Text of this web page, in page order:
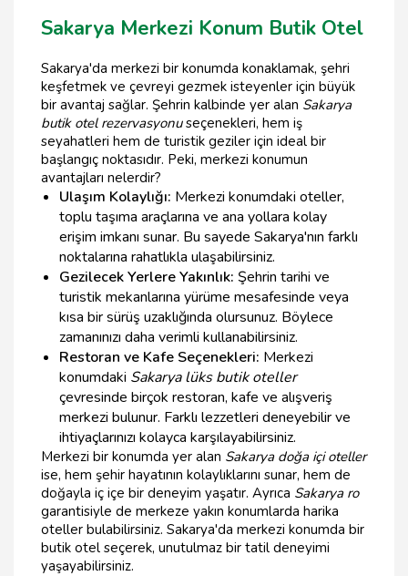
Sakarya Merkezi Konum Butik Otel
Sakarya'da merkezi bir konumda konaklamak, şehri
keşfetmek ve çevreyi gezmek isteyenler için büyük
bir avantaj sağlar. Şehrin kalbinde yer alan Sakarya
butik otel rezervasyonuseçenekleri, hem iş
seyahatleri hem de turistik geziler için ideal bir
başlangıç noktasıdır. Peki, merkezi konumun
avantajları nelerdir?
Ulaşım Kolaylığı: Merkezi konumdaki oteller,
toplu taşıma araçlarına ve ana yollara kolay
erişim imkanı sunar. Bu sayede Sakarya'nın farklı
noktalarına rahatlıkla ulaşabilirsiniz.
Gezilecek Yerlere Yakınlık: Şehrin tarihi ve
turistik mekanlarına yürüme mesafesinde veya
kısa bir sürüş uzaklığında olursunuz. Böylece
zamanınızı daha verimli kullanabilirsiniz.
Restoran ve Kafe Seçenekleri: Merkezi
konumdaki Sakarya lüks butik oteller
çevresinde birçok restoran, kafe ve alışveriş
merkezi bulunur. Farklı lezzetleri deneyebilir ve
ihtiyaçlarınızı kolayca karşılayabilirsiniz.
Merkezi bir konumda yer alan Sakarya doğa içi oteller
ise, hem şehir hayatının kolaylıklarını sunar, hem de
doğayla iç içe bir deneyim yaşatır. Ayrıca Sakarya ro
garantisiyle de merkeze yakın konumlarda harika
oteller bulabilirsiniz. Sakarya'da merkezi konumda bir
butik otel seçerek, unutulmaz bir tatil deneyimi
yaşayabilirsiniz.